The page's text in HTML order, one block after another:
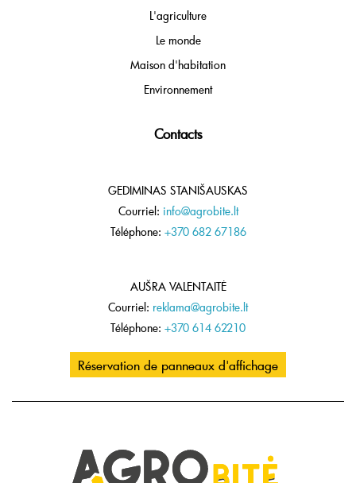
L'agriculture
Le monde
Maison d'habitation
Environnement
Contacts
GEDIMINAS STANIŠAUSKAS
Courriel: info@agrobite.lt
Téléphone: +370 682 67186
AUŠRA VALENTAITĖ
Courriel: reklama@agrobite.lt
Téléphone: +370 614 62210
Réservation de panneaux d'affichage